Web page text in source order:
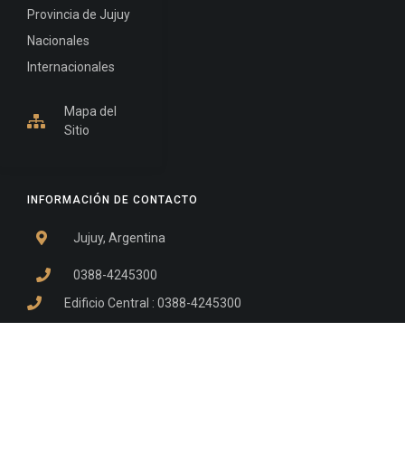
INFORMACIÓN DE CONTACTO
Jujuy, Argentina
0388-4245300
Edificio Central : 0388-4245300
Provincia de Jujuy
Nacionales
Internacionales
Mapa del
Sitio